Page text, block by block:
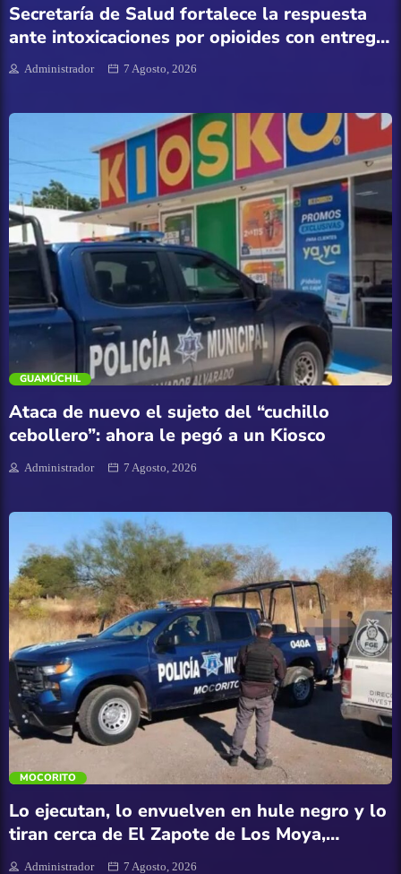
Juan José Rios
Mazatlán
Mocorito
Nacional
Navolato
Policíaca
Salud
Sin categoría
Sinaloa
Tecnología
Turismo
UAS
Secretaría de Salud fortalece la respuesta
ante intoxicaciones por opioides con entrega
de antídoto y capacitación al personal de
Administrador 7 Agosto, 2026
trending_flat
GUAMÚCHIL
Ataca de nuevo el sujeto del “cuchillo
cebollero”: ahora le pegó a un Kiosco
Administrador 7 Agosto, 2026
trending_flat
MOCORITO
Lo ejecutan, lo envuelven en hule negro y lo
tiran cerca de El Zapote de Los Moya,
Mocorito
Administrador 7 Agosto, 2026